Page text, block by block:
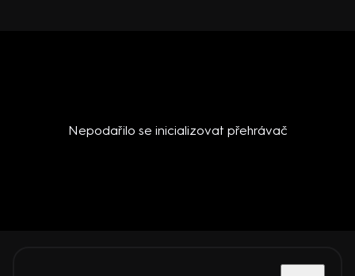
Nepodařilo se inicializovat přehrávač